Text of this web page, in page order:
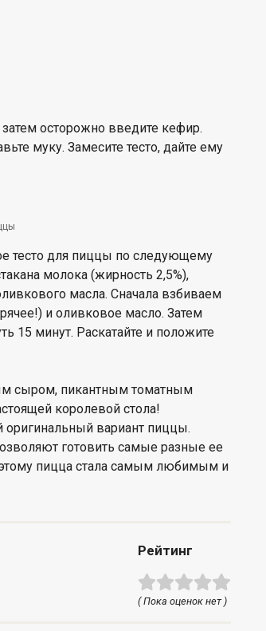
затем осторожно введите кефир.
муку. Замесите тесто, дайте ему
тесто для пиццы по следующему
молока (жирность 2,5%),
масла. Сначала взбиваем
и оливковое масло. Затем
15 минут. Раскатайте и положите
сыром, пикантным томатным
королевой стола!
оригинальный вариант пиццы.
готовить самые разные ее
этому пицца стала самым любимым и
Рейтинг
( Пока оценок нет )